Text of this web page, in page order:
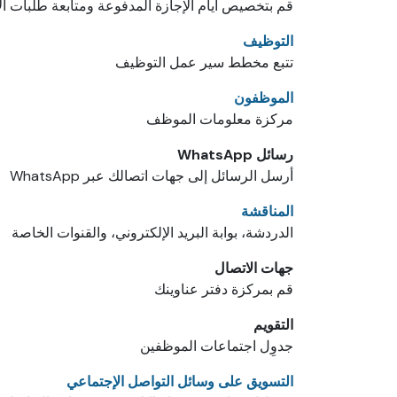
قم بتخصيص أيام الإجازة المدفوعة ومتابعة طلبات
التوظيف
تتبع مخطط سير عمل التوظيف
الموظفون
مركزة معلومات الموظف
رسائل WhatsApp
أرسل الرسائل إلى جهات اتصالك عبر WhatsApp
المناقشة
الدردشة، بوابة البريد الإلكتروني، والقنوات الخاصة
جهات الاتصال
قم بمركزة دفتر عناوينك
التقويم
جدوِل اجتماعات الموظفين
التسويق على وسائل التواصل الإجتماعي